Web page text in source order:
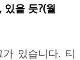
을 듯?(월
있습니다. 티